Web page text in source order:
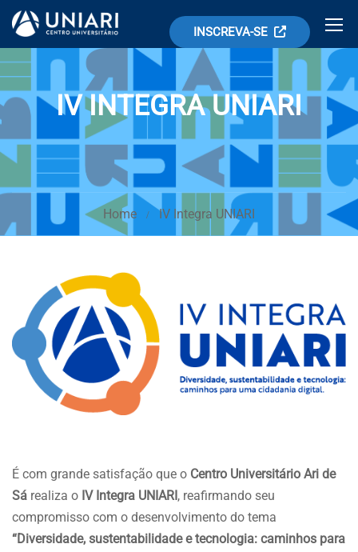
INSCREVA-SE
IV INTEGRA UNIARI
Home IV Integra UNIARI
É com grande satisfação que o Centro Universitário Ari de
Sá realiza o IV Integra UNIARI, reafirmando seu
compromisso com o desenvolvimento do tema
“Diversidade, sustentabilidade e tecnologia: caminhos para